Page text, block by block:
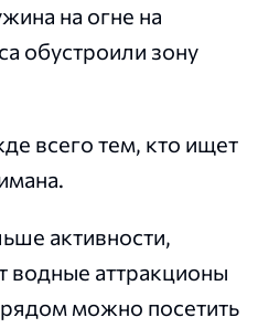
на огне на
обустроили зону
всего тем, кто ищет
активности,
водные аттракционы
можно посетить